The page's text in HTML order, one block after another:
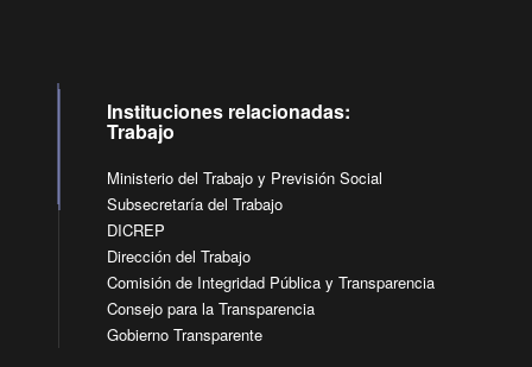
Instituciones relacionadas:
Trabajo
Ministerio del Trabajo y Previsión Social
Subsecretaría del Trabajo
DICREP
Dirección del Trabajo
Comisión de Integridad Pública y Transparencia
Consejo para la Transparencia
Gobierno Transparente